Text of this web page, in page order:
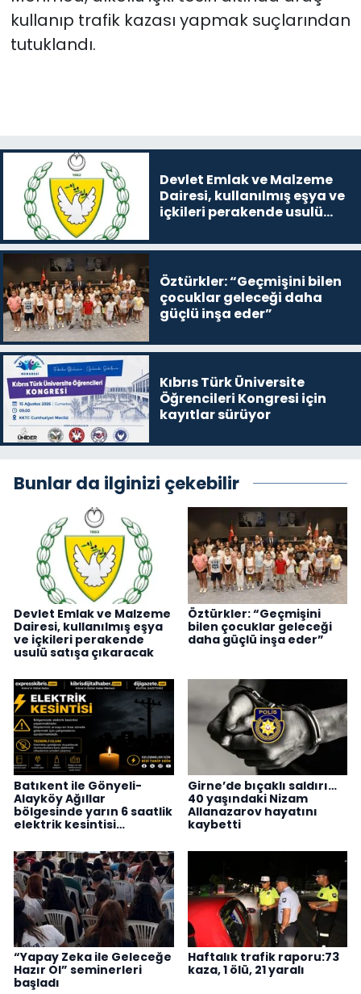
kullanıp trafik kazası yapmak suçlarından
tutuklandı.
Devlet Emlak ve Malzeme
Dairesi, kullanılmış eşya ve
içkileri perakende usulü
Öztürkler: “Geçmişini bilen
çocuklar geleceği daha
güçlü inşa eder”
Kıbrıs Türk Üniversite
Öğrencileri Kongresi için
kayıtlar sürüyor
Bunlar da ilginizi çekebilir
Devlet Emlak ve Malzeme
Dairesi, kullanılmış eşya
ve içkileri perakende
usulü satışa çıkaracak
Öztürkler: “Geçmişini
bilen çocuklar geleceği
daha güçlü inşa eder”
Batıkent ile Gönyeli-
Alayköy Ağıllar
bölgesinde yarın 6 saatlik
elektrik kesintisi…
Girne’de bıçaklı saldırı…
40 yaşındaki Nizam
Allanazarov hayatını
kaybetti
“Yapay Zeka ile Geleceğe
Hazır Ol” seminerleri
başladı
Haftalık trafik raporu:73
kaza, 1 ölü, 21 yaralı